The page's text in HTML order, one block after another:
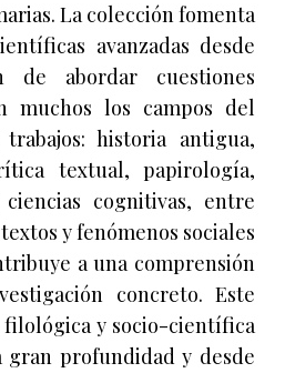
La colección fomenta
avanzadas desde
de abordar cuestiones
muchos los campos del
historia antigua,
textual, papirología,
cognitivas, entre
y fenómenos sociales
a una comprensión
concreto. Este
y socio-científica
profundidad y desde